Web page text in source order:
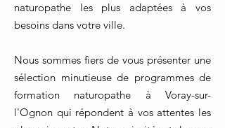
naturopathe les plus adaptées à vos
besoins dans votre ville.
Nous sommes fiers de vous présenter une
sélection minutieuse de programmes de
formation naturopathe à Voray-sur-
l'Ognon qui répondent à vos attentes les